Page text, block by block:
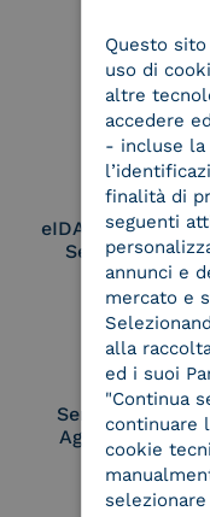
Le
eIDAS Qualified
Service
Service Provider
Aggregatore
Questo
uso di
altre
accedere
- incluse la
finalità di
seguenti
annunci e
mercato e
alla
ed i suoi
"Continua
continuare
cookie
selezionare